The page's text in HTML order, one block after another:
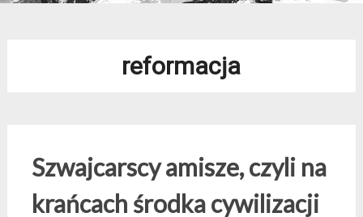
reformacja
Szwajcarscy amisze, czyli na
krańcach środka cywilizacji